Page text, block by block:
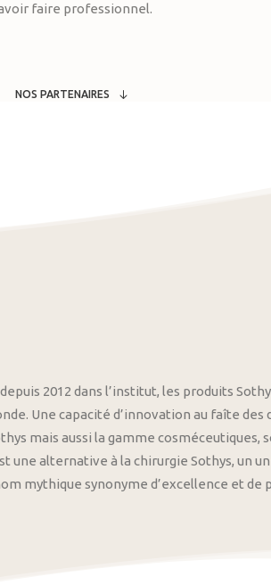
faire professionnel.
NOS PARTENAIRES
2012 dans l’institut, les produits
Une capacité d’innovation au faîte
mais aussi la gamme
une alternative à la chirurgie Sothys, un
mythique synonyme d’excellence et de